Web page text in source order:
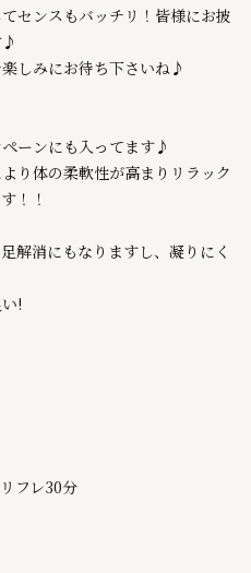
センスもバッチリ！皆様にお披
♪
しみにお待ち下さいね♪
ーンにも入ってます♪
り体の柔軟性が高まりリラック
！！
解消にもなりますし、凝りにく
!
フレ30分